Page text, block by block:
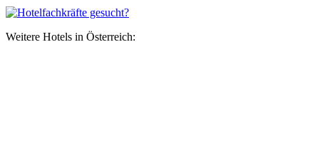
Weitere Hotels in Österreich: